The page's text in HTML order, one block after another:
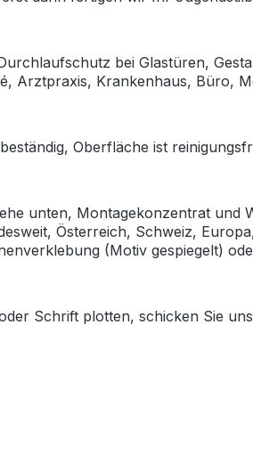
bei Glastüren,
Arztpraxis, Krankenhaus, Büro,
Oberfläche ist
unten, Montagekonzentrat und
Österreich, Schweiz,
(Motiv gespiegelt)
Schrift plotten, schicken Sie